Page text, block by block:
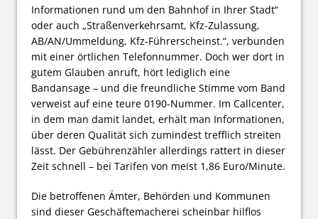
Informationen rund um den Bahnhof in Ihrer Stadt“
oder auch „Straßenverkehrsamt, Kfz-Zulassung,
AB/AN/Ummeldung, Kfz-Führerscheinst.“, verbunden
mit einer örtlichen Telefonnummer. Doch wer dort in
gutem Glauben anruft, hört lediglich eine
Bandansage – und die freundliche Stimme vom Band
verweist auf eine teure 0190-Nummer. Im Callcenter,
in dem man damit landet, erhält man Informationen,
über deren Qualität sich zumindest trefflich streiten
lässt. Der Gebührenzähler allerdings rattert in dieser
Zeit schnell – bei Tarifen von meist 1,86 Euro/Minute.
Die betroffenen Ämter, Behörden und Kommunen
sind dieser Geschäftemacherei scheinbar hilflos